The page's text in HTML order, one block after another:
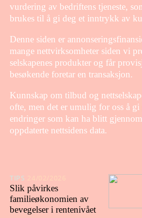
vurdering av bedriftens tjeneste,
brukes til å gi deg et inntrykk av
Denne siden er
mange nettvirksomheter siden vi
selskapenes produkter og får
besøkende foretar en transaksjon.
Kunnskap om tilbud og
ofte, men det er umulig for oss å
endringer som kan ha blitt
oppdaterte nettsidens data.
TIPS
Slik påvirkes
familieøkonomien av
bevegelser i rentenivået